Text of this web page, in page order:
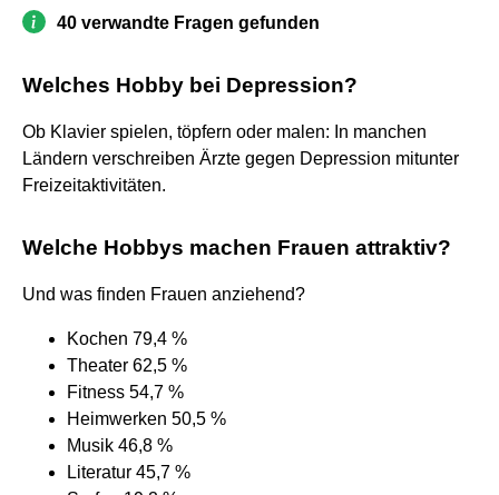
40 verwandte Fragen gefunden
Welches Hobby bei Depression?
Ob Klavier spielen, töpfern oder malen: In manchen
Ländern verschreiben Ärzte gegen Depression mitunter
Freizeitaktivitäten.
Welche Hobbys machen Frauen attraktiv?
Und was finden Frauen anziehend?
Kochen 79,4 %
Theater 62,5 %
Fitness 54,7 %
Heimwerken 50,5 %
Musik 46,8 %
Literatur 45,7 %